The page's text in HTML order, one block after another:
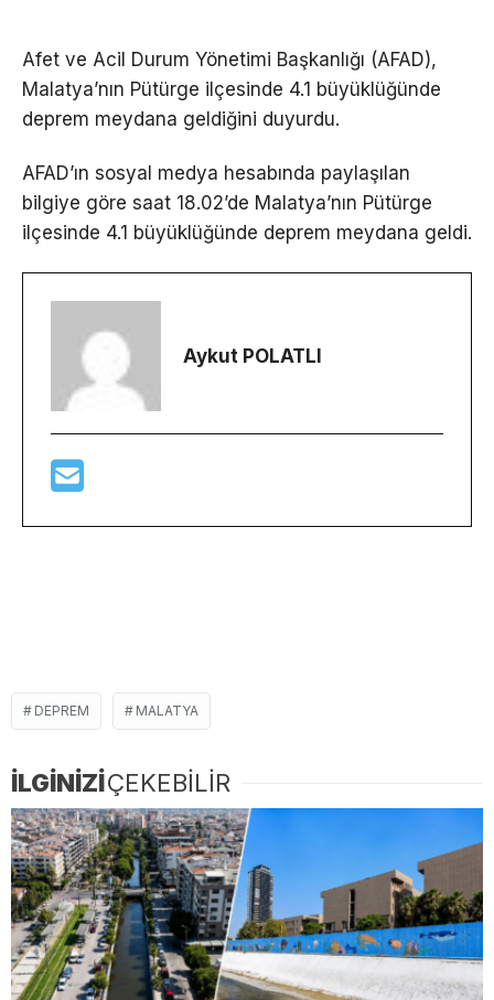
Afet ve Acil Durum Yönetimi Başkanlığı (AFAD),
Malatya’nın Pütürge ilçesinde 4.1 büyüklüğünde
deprem meydana geldiğini duyurdu.
AFAD’ın sosyal medya hesabında paylaşılan
bilgiye göre saat 18.02’de Malatya’nın Pütürge
ilçesinde 4.1 büyüklüğünde deprem meydana geldi.
Aykut POLATLI
DEPREM MALATYA
İLGİNİZİÇEKEBİLİR